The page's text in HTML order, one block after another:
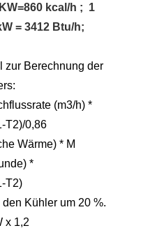
kcal/h ; 1
= 3412 Btu/h;
zur Berechnung der
(m3/h) *
T2)/0,86
Wärme) * M
*
T2)
Kühler um 20 %.
x 1,2